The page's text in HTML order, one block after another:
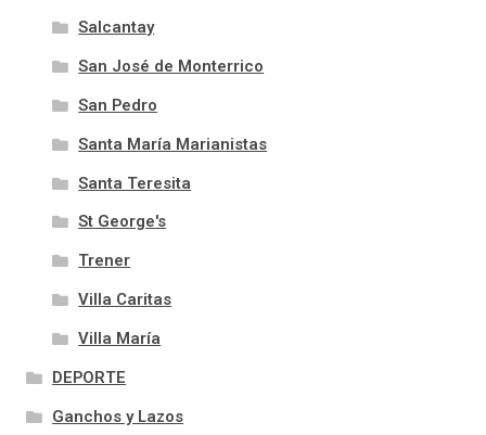
Salcantay
San José de Monterrico
San Pedro
Santa María Marianistas
Santa Teresita
St George's
Trener
Villa Caritas
Villa María
DEPORTE
Ganchos y Lazos